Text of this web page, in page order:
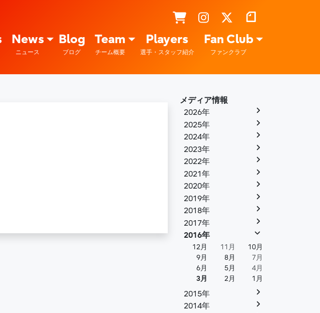
News
ニュース
Blog
ブログ
Team
チーム概要
Players
選手・スタッフ紹介
Fan Club
ファンクラブ
メディア情報
2026年
2025年
2024年
2023年
2022年
2021年
2020年
2019年
2018年
2017年
2016年
12月 11月
10月
9月
8月
7月
6月
5月
4月
3月
2月 1月
2015年
2014年